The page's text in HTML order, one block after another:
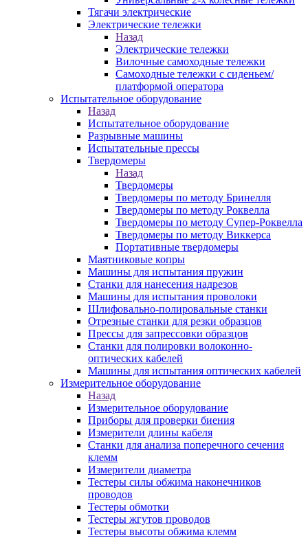
Тягачи электрические
Электрические тележки
Назад
Электрические тележки
Вилочные самоходные тележки
Самоходные тележки с сиденьем/
платформой оператора
Испытательное оборудование
Назад
Испытательное оборудование
Разрывные машины
Испытательные прессы
Твердомеры
Назад
Твердомеры
Твердомеры по методу Бринелля
Твердомеры по методу Роквелла
Твердомеры по методу Супер-Роквелла
Твердомеры по методу Виккерса
Портативные твердомеры
Маятниковые копры
Машины для испытания пружин
Станки для нанесения надрезов
Машины для испытания проволоки
Шлифовально-полировальные станки
Отрезные станки для резки образцов
Прессы для запрессовки образцов
Станки для полировки волоконно-
оптических кабелей
Машины для испытания оптических кабелей
Измерительное оборудование
Назад
Измерительное оборудование
Приборы для проверки биения
Измерители длины кабеля
Станки для анализа поперечного сечения
клемм
Измерители диаметра
Тестеры силы обжима наконечников
проводов
Тестеры обмотки
Тестеры жгутов проводов
Тестеры высоты обжима клемм